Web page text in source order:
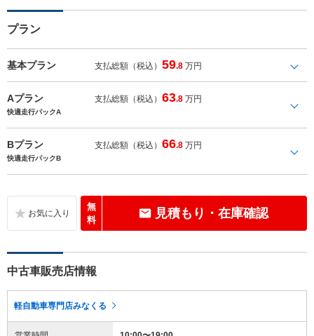
プラン
基本プラン 支払総額（税込）59.8 万円
Aプラン 支払総額（税込）63.8 万円
快適走行パックA
Bプラン 支払総額（税込）66.8 万円
快適走行パックB
無
料
見積もり・在庫確認
中古車販売店情報
軽自動車専門店みなくる